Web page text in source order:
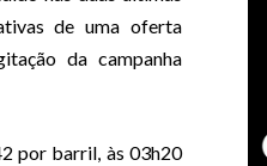
de uma oferta
da campanha
por barril, às 03h20